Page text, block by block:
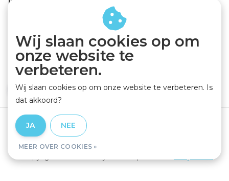
Abonneer je op onze nieuwsbrief om op de hoogte te
ABONNEER
Algemene voorwaarden
Wij slaan cookies op om
onze website te
verbeteren.
Wij slaan cookies op om onze website te verbeteren. Is
dat akkoord?
JA NEE
MEER OVER COOKIES »